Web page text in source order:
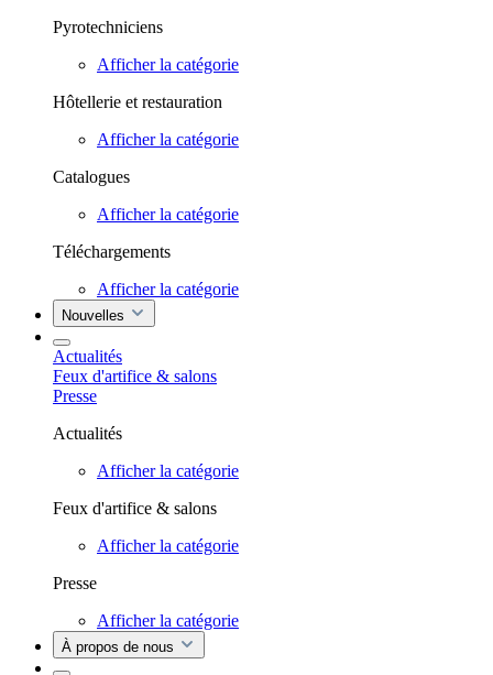
Pyrotechniciens
Afficher la catégorie
Hôtellerie et restauration
Afficher la catégorie
Catalogues
Afficher la catégorie
Téléchargements
Afficher la catégorie
Nouvelles
Actualités
Feux d'artifice & salons
Presse
Actualités
Afficher la catégorie
Feux d'artifice & salons
Afficher la catégorie
Presse
Afficher la catégorie
À propos de nous